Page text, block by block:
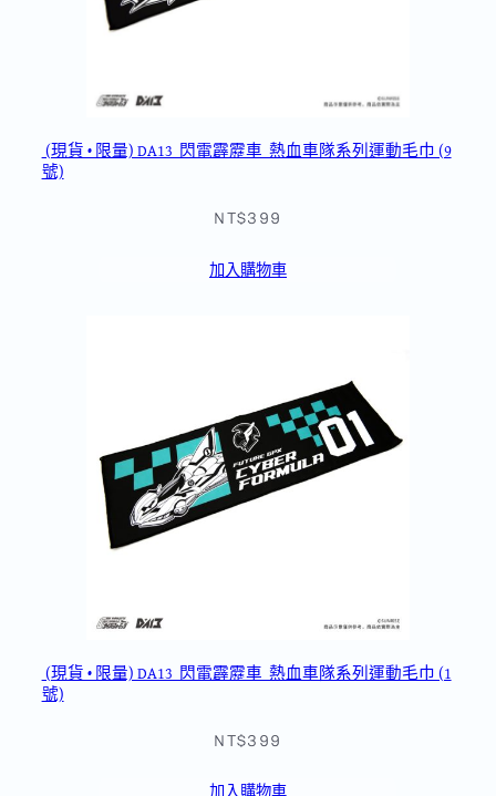
(現貨 • 限量) DA13_閃電霹靂車_熱血車隊系列運動毛巾 (9
號)
NT$399
加入購物車
(現貨 • 限量) DA13_閃電霹靂車_熱血車隊系列運動毛巾 (1
號)
NT$399